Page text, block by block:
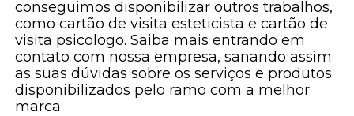
conseguimos disponibilizar outros trabalhos,
como cartão de visita esteticista e cartão de
visita psicologo. Saiba mais entrando em
contato com nossa empresa, sanando assim
as suas dúvidas sobre os serviços e produtos
disponibilizados pelo ramo com a melhor
marca.